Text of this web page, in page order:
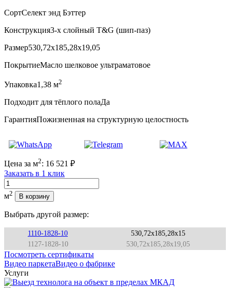
СортСелект энд Бэттер
Конструкция3-х слойный T&G (шип-паз)
Размер530,72x185,28x19,05
ПокрытиеМасло шелковое ультраматовое
Упаковка1,38 м2
Подходит для тёплого полаДа
ГарантияПожизненная на структурную целостность
Цена за м2: 16 521 ₽
Заказать в 1 клик
Количество
м2 В корзину
Выбрать другой размер:
1110-1828-10
530,72x185,28x15
1127-1828-10
530,72x185,28x19,05
Посмотреть сертификаты
Видео паркетаВидео о фабрике
Услуги